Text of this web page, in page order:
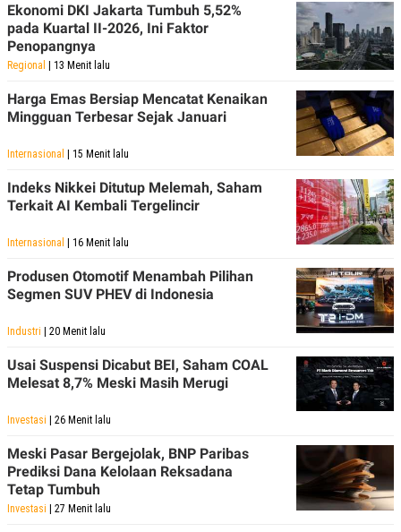
SITEMAPPROFILE
PEDOMAN
PEMBERITAAN
SIBER
POLICY
Ekonomi DKI Jakarta Tumbuh 5,52%
pada Kuartal II-2026, Ini Faktor
Penopangnya
Regional | 13 Menit lalu
Harga Emas Bersiap Mencatat Kenaikan
Mingguan Terbesar Sejak Januari
Internasional | 15 Menit lalu
Indeks Nikkei Ditutup Melemah, Saham
Terkait AI Kembali Tergelincir
Internasional | 16 Menit lalu
Produsen Otomotif Menambah Pilihan
Segmen SUV PHEV di Indonesia
Industri | 20 Menit lalu
Usai Suspensi Dicabut BEI, Saham COAL
Melesat 8,7% Meski Masih Merugi
Investasi | 26 Menit lalu
Meski Pasar Bergejolak, BNP Paribas
Prediksi Dana Kelolaan Reksadana
Tetap Tumbuh
Investasi | 27 Menit lalu